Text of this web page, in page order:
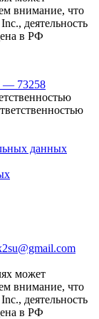
внимание, что
деятельность
в РФ
— 73258
данных
может
внимание, что
деятельность
в РФ